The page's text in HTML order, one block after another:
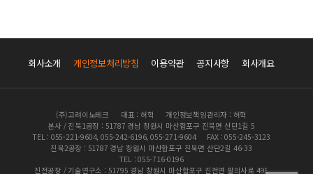
회사소개 개인정보처리방침 이용약관 공지사항 회사개요
(주)고려이노테크 대표 : 허혁
개인정보책임관리자 : 허혁
본사 / 진북1공장 : 51787 경남 창원시 마산합포구 진북면 산단1길 5
TEL : 055-221-9604, 055-242-6196, 055-271-9604
FAX : 055-245-3123
진북2공장 : 51787 경남 창원시 마산합포구 진북면 산단2길 46-33
TEL : 055-716-0196
진전공장 / 기술연구소 : 51795 경남 창원시 마산합포구 진전면 팔의사로 495